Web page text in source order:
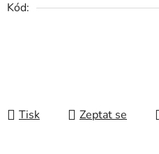
Kód:
Tisk Zeptat se